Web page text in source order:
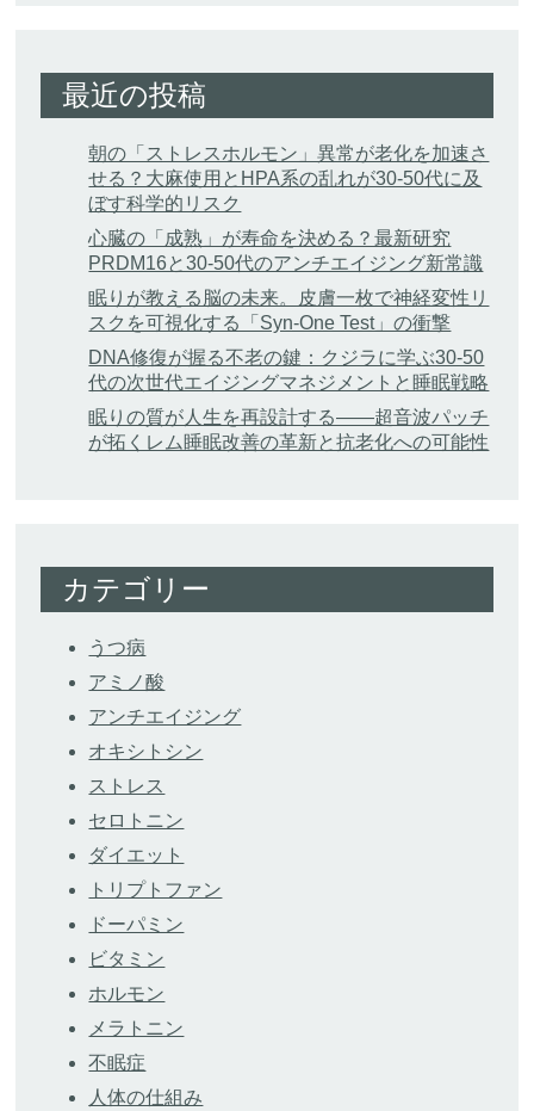
最近の投稿
朝の「ストレスホルモン」異常が老化を加速さ
せる？大麻使用とHPA系の乱れが30-50代に及
ぼす科学的リスク
心臓の「成熟」が寿命を決める？最新研究
PRDM16と30-50代のアンチエイジング新常識
眠りが教える脳の未来。皮膚一枚で神経変性リ
スクを可視化する「Syn-One Test」の衝撃
DNA修復が握る不老の鍵：クジラに学ぶ30-50
代の次世代エイジングマネジメントと睡眠戦略
眠りの質が人生を再設計する——超音波パッチ
が拓くレム睡眠改善の革新と抗老化への可能性
カテゴリー
うつ病
アミノ酸
アンチエイジング
オキシトシン
ストレス
セロトニン
ダイエット
トリプトファン
ドーパミン
ビタミン
ホルモン
メラトニン
不眠症
人体の仕組み